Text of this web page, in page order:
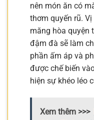
nên món ăn có
thơm quyến rũ.
măng hòa quyện
đậm đà sẽ làm
phần ấm áp và
được chế biến
hiện sự khéo léo
Xem thêm >>>